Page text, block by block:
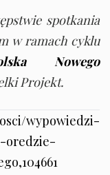
spotkania
w ramach cyklu
Nowego
Projekt.
wypowiedzi-
oredzie-